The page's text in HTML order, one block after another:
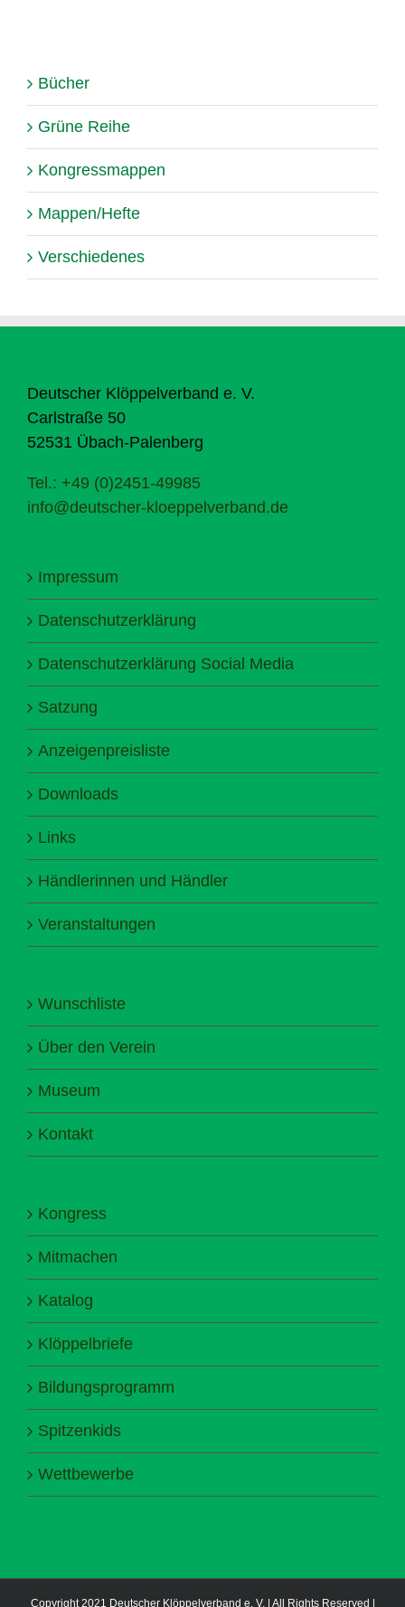
Bücher
Grüne Reihe
Kongressmappen
Mappen/Hefte
Verschiedenes
Deutscher Klöppelverband e. V.
Carlstraße 50
52531 Übach-Palenberg
Tel.: +49 (0)2451-49985
info@deutscher-kloeppelverband.de
Impressum
Datenschutzerklärung
Datenschutzerklärung Social Media
Satzung
Anzeigenpreisliste
Downloads
Links
Händlerinnen und Händler
Veranstaltungen
Wunschliste
Über den Verein
Museum
Kontakt
Kongress
Mitmachen
Katalog
Klöppelbriefe
Bildungsprogramm
Spitzenkids
Wettbewerbe
Copyright 2021 Deutscher Klöppelverband e. V. | All Rights Reserved |